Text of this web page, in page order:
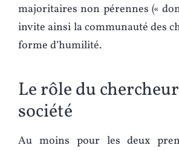
majoritaires non pérennes («
invite ainsi la communauté des
forme d’humilité.
Le rôle du
société
Au moins pour les deux